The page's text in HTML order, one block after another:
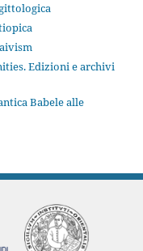
Edizioni e archivi
Babele alle